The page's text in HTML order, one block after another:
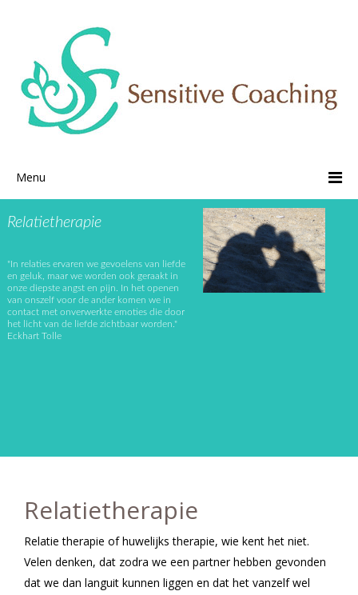
Menu
Relatietherapie
"In relaties ervaren we gevoelens van liefde
en geluk, maar we worden ook geraakt in
onze diepste angst en pijn. In het openen
van onszelf voor de ander komen we in
contact met onverwerkte emoties die door
het licht van de liefde zichtbaar worden."
Eckhart Tolle
Relatietherapie
Relatie therapie of huwelijks therapie, wie kent het niet.
Velen denken, dat zodra we een partner hebben gevonden
dat we dan languit kunnen liggen en dat het vanzelf wel